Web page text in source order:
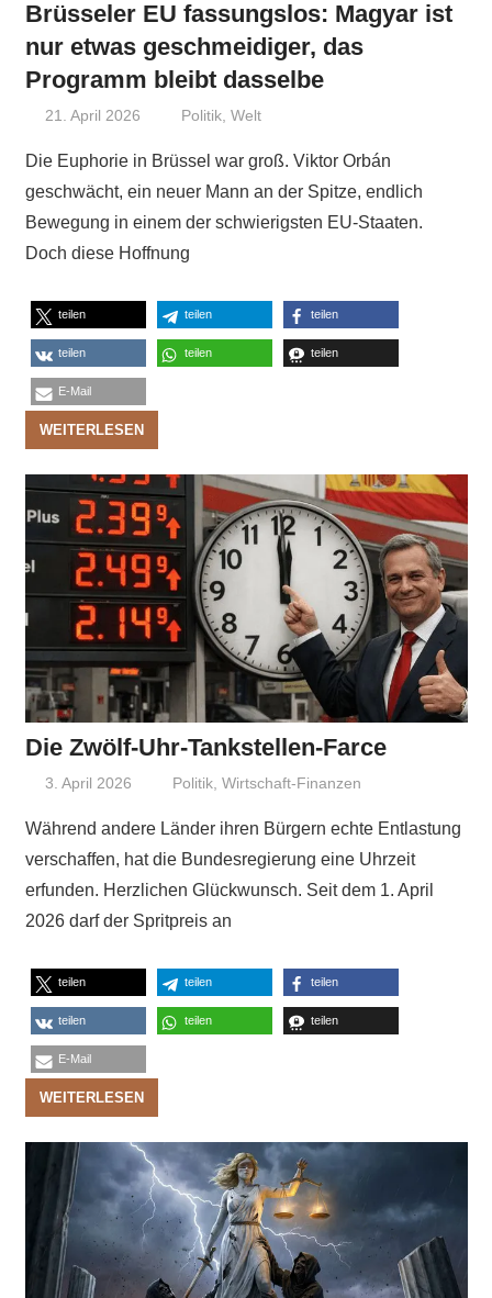
Brüsseler EU fassungslos: Magyar ist
nur etwas geschmeidiger, das
Programm bleibt dasselbe
21. April 2026 Niki Vogt
Politik ,Welt
Die Euphorie in Brüssel war groß. Viktor Orbán
geschwächt, ein neuer Mann an der Spitze, endlich
Bewegung in einem der schwierigsten EU-Staaten.
Doch diese Hoffnung
teilen teilen teilen
teilen teilen teilen
E-Mail
WEITERLESEN
Die Zwölf-Uhr-Tankstellen-Farce
3. April 2026 Niki Vogt
Politik,Wirtschaft-Finanzen
Während andere Länder ihren Bürgern echte Entlastung
verschaffen, hat die Bundesregierung eine Uhrzeit
erfunden. Herzlichen Glückwunsch. Seit dem 1. April
2026 darf der Spritpreis an
teilen teilen teilen
teilen teilen teilen
E-Mail
WEITERLESEN